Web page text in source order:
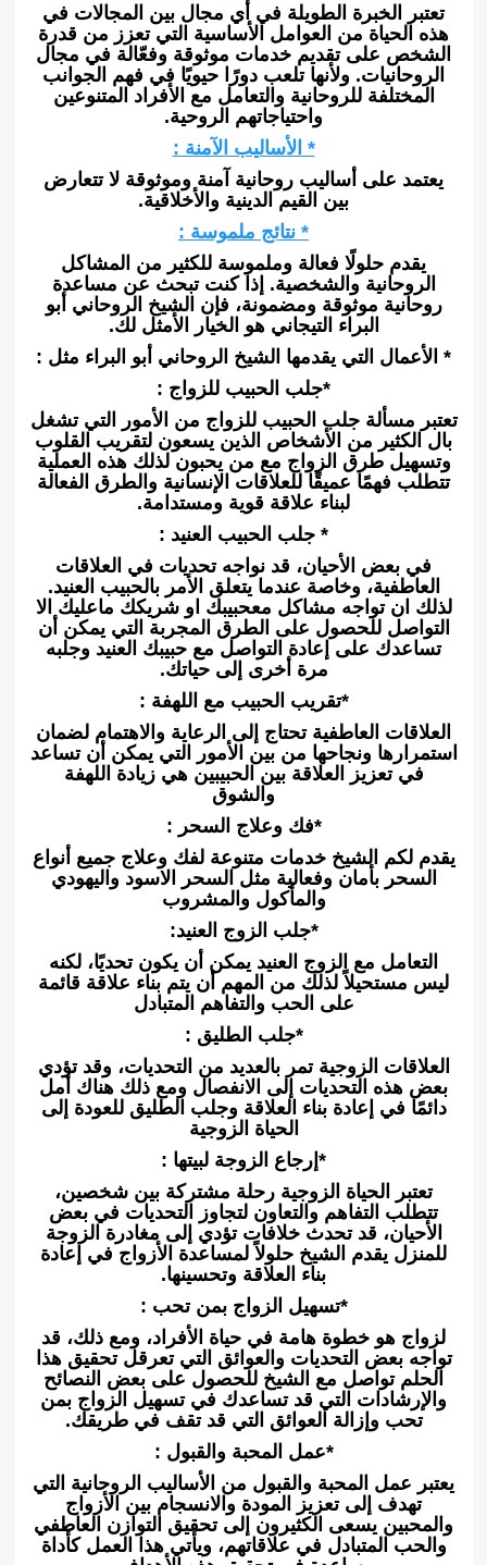
تعتبر الخبرة الطويلة في أي مجال بين المجالات في
هذه الحياة من العوامل الأساسية التي تعزز من قدرة
الشخص على تقديم خدمات موثوقة وفعّالة في مجال
الروحانيات. ولأنها تلعب دورًا حيويًا في فهم الجوانب
المختلفة للروحانية والتعامل مع الأفراد المتنوعين
واحتياجاتهم الروحية.
* الأساليب الآمنة :
يعتمد على أساليب روحانية آمنة وموثوقة لا تتعارض
بين القيم الدينية والأخلاقية.
* نتائج ملموسة :
يقدم حلولًا فعالة وملموسة للكثير من المشاكل
الروحانية والشخصية. إذا كنت تبحث عن مساعدة
روحانية موثوقة ومضمونة، فإن الشيخ الروحاني أبو
البراء التيجاني هو الخيار الأمثل لك.
* الأعمال التي يقدمها الشيخ الروحاني أبو البراء مثل :
*جلب الحبيب للزواج :
تعتبر مسألة جلب الحبيب للزواج من الأمور التي تشغل
بال الكثير من الأشخاص الذين يسعون لتقريب القلوب
وتسهيل طرق الزواج مع من يحبون لذلك هذه العملية
تتطلب فهمًا عميقًا للعلاقات الإنسانية والطرق الفعالة
لبناء علاقة قوية ومستدامة.
* جلب الحبيب العنيد :
في بعض الأحيان، قد نواجه تحديات في العلاقات
العاطفية، وخاصة عندما يتعلق الأمر بالحبيب العنيد.
لذلك ان تواجه مشاكل معحبيبك او شريكك ماعليك الا
التواصل للحصول على الطرق المجربة التي يمكن أن
تساعدك على إعادة التواصل مع حبيبك العنيد وجلبه
مرة أخرى إلى حياتك.
*تقريب الحبيب مع اللهفة :
العلاقات العاطفية تحتاج إلى الرعاية والاهتمام لضمان
استمرارها ونجاحها من بين الأمور التي يمكن أن تساعد
في تعزيز العلاقة بين الحبيبين هي زيادة اللهفة
والشوق
*فك وعلاج السحر :
يقدم لكم الشيخ خدمات متنوعة لفك وعلاج جميع أنواع
السحر بأمان وفعالية مثل السحر الاسود واليهودي
والمأكول والمشروب
*جلب الزوج العنيد:
التعامل مع الزوج العنيد يمكن أن يكون تحديًا، لكنه
ليس مستحيلاً لذلك من المهم أن يتم بناء علاقة قائمة
على الحب والتفاهم المتبادل
*جلب الطليق :
العلاقات الزوجية تمر بالعديد من التحديات، وقد تؤدي
بعض هذه التحديات إلى الانفصال ومع ذلك هناك أمل
دائمًا في إعادة بناء العلاقة وجلب الطليق للعودة إلى
الحياة الزوجية
*إرجاع الزوجة لبيتها :
تعتبر الحياة الزوجية رحلة مشتركة بين شخصين،
تتطلب التفاهم والتعاون لتجاوز التحديات في بعض
الأحيان، قد تحدث خلافات تؤدي إلى مغادرة الزوجة
للمنزل يقدم الشيخ حلولاً لمساعدة الأزواج في إعادة
بناء العلاقة وتحسينها.
*تسهيل الزواج بمن تحب :
لزواج هو خطوة هامة في حياة الأفراد، ومع ذلك، قد
تواجه بعض التحديات والعوائق التي تعرقل تحقيق هذا
الحلم تواصل مع الشيخ للحصول على بعض النصائح
والإرشادات التي قد تساعدك في تسهيل الزواج بمن
تحب وإزالة العوائق التي قد تقف في طريقك.
*عمل المحبة والقبول :
يعتبر عمل المحبة والقبول من الأساليب الروحانية التي
تهدف إلى تعزيز المودة والانسجام بين الأزواج
والمحبين يسعى الكثيرون إلى تحقيق التوازن العاطفي
والحب المتبادل في علاقاتهم، ويأتي هذا العمل كأداة